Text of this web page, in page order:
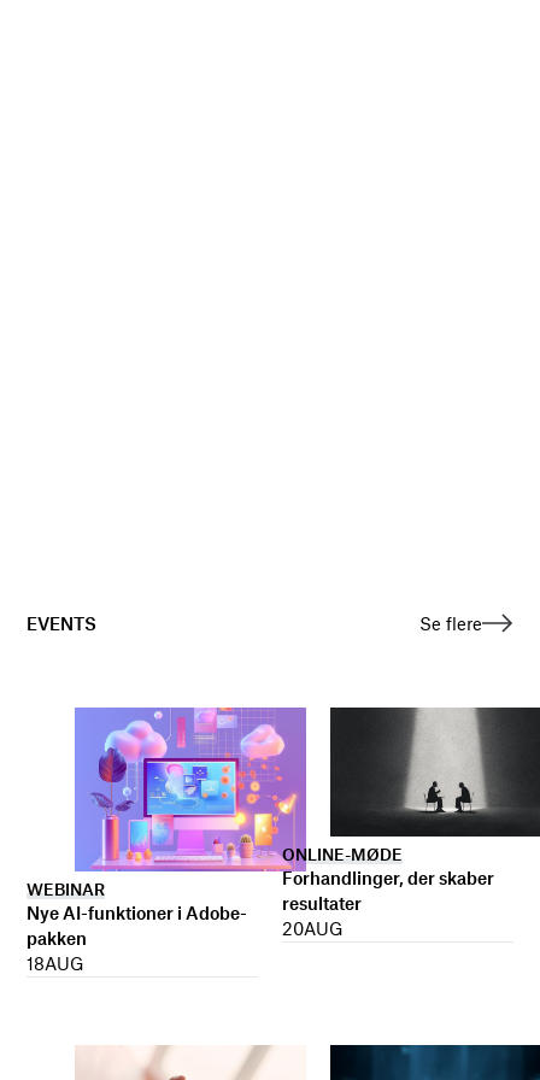
EVENTS Se flere
WEBINAR
Nye AI-funktioner i Adobe-
pakken
18AUG
ONLINE-MØDE
Forhandlinger, der skaber
resultater
20AUG